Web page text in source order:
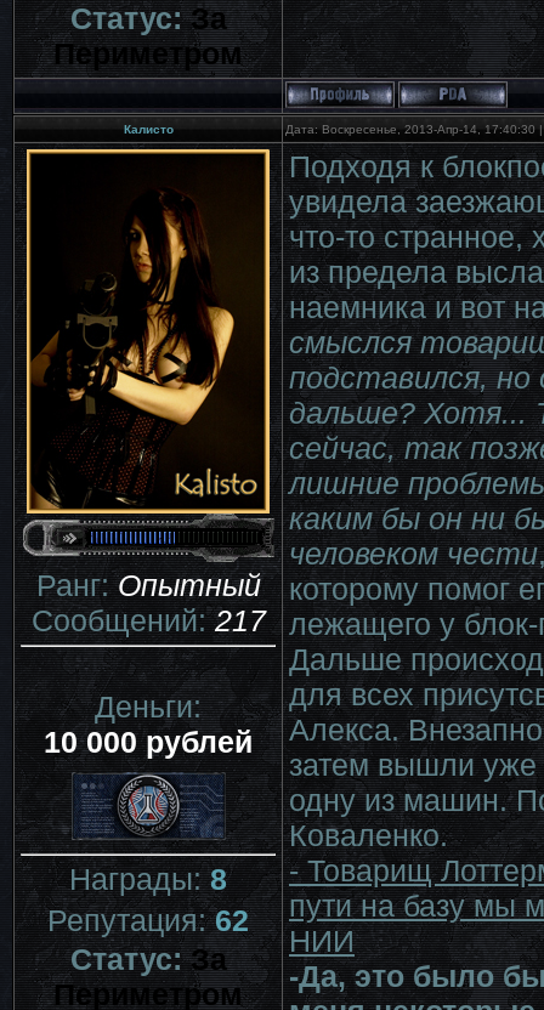
Статус:За
Периметром
Калисто Дата: Воскресенье, 2013-Апр-14,
Ранг:Опытный
Сообщений:217
Деньги:
10 000 рублей
Награды:8
Репутация:62
Статус:За
Периметром
Подходя к
увидела
что-то странное,
из предела
наемника и вот
смыслся
подставился,
дальше? Хотя...
сейчас, так
лишние
каким бы он ни
человеком чести
которому помог
лежащего у
Дальше
для всех
Алекса.
затем вышли уже
одну из машин.
Коваленко.
- Товарищ
пути на базу мы
НИИ
-Да, это было